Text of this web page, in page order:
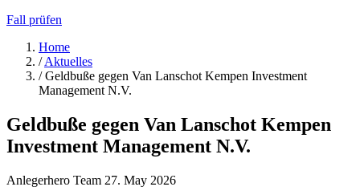
Fall prüfen
Home
/ Aktuelles
/ Geldbuße gegen Van Lanschot Kempen Investment
Management N.V.
Geldbuße gegen Van Lanschot Kempen
Investment Management N.V.
Anlegerhero Team 27. May 2026